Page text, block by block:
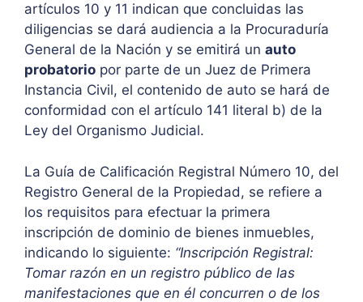
artículos 10 y 11 indican que concluidas las
diligencias se dará audiencia a la Procuraduría
General de la Nación y se emitirá un auto
probatorio por parte de un Juez de Primera
Instancia Civil, el contenido de auto se hará de
conformidad con el artículo 141 literal b) de la
Ley del Organismo Judicial.
La Guía de Calificación Registral Número 10, del
Registro General de la Propiedad, se refiere a
los requisitos para efectuar la primera
inscripción de dominio de bienes inmuebles,
indicando lo siguiente: “Inscripción Registral:
Tomar razón en un registro público de las
manifestaciones que en él concurren o de los